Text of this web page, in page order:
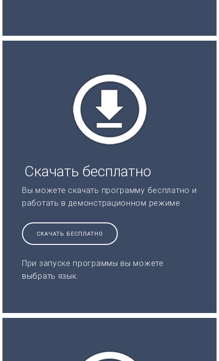
Скачать бесплатно
Вы можете скачать программу бесплатно и
работать в демонстрационном режиме
СКАЧАТЬ БЕСПЛАТНО
При запуске программы вы можете
выбрать язык.